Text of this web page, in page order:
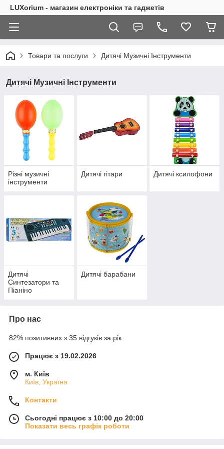
LUXorium - магазин електроніки та гаджетів
Товари та послуги Дитячі Музичні Інструменти
Дитячі Музичні Інструменти
Різні музичні
інструменти
Дитячі гітари Дитячі ксилофони
Дитячі
Синтезатори та
Піаніно
Дитячі барабани
Про нас
82% позитивних з 35 відгуків за рік
Працює з 19.02.2026
м. Київ
Київ, Україна
Контакти
Сьогодні працює з 10:00 до 20:00
Показати весь графік роботи